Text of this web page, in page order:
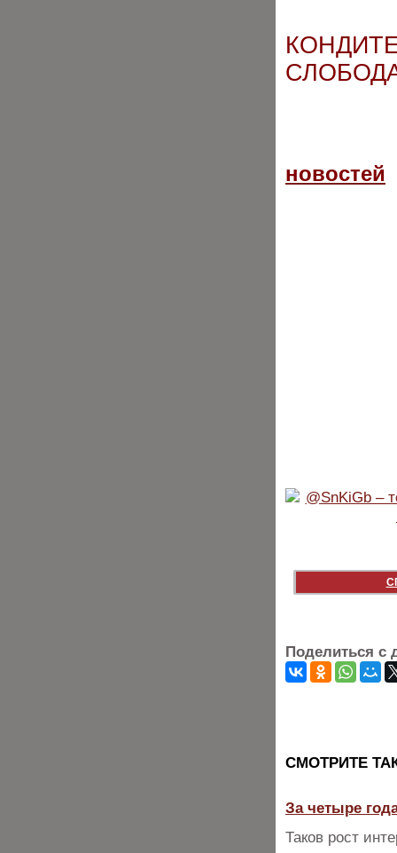
новостей
Поделиться с
CМОТРИТЕ
За четыре
Таков рост